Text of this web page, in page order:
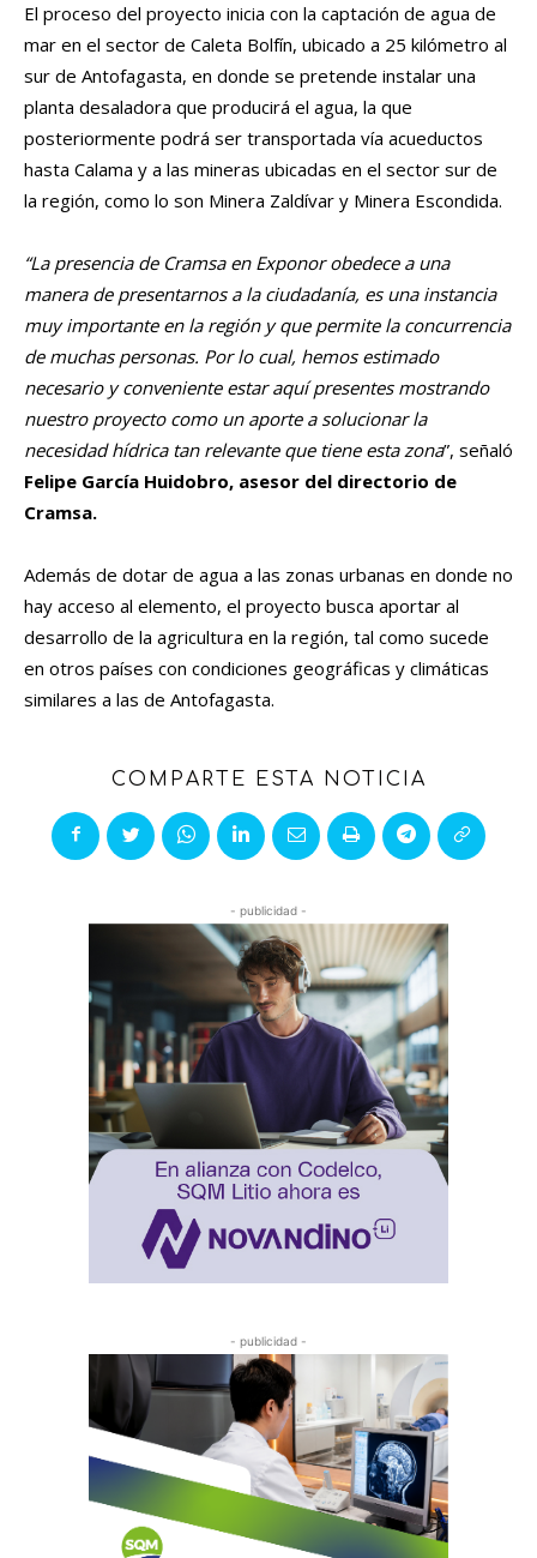
El proceso del proyecto inicia con la captación de agua de
mar en el sector de Caleta Bolfín, ubicado a 25 kilómetro al
sur de Antofagasta, en donde se pretende instalar una
planta desaladora que producirá el agua, la que
posteriormente podrá ser transportada vía acueductos
hasta Calama y a las mineras ubicadas en el sector sur de
la región, como lo son Minera Zaldívar y Minera Escondida.
“La presencia de Cramsa en Exponor obedece a una
manera de presentarnos a la ciudadanía, es una instancia
muy importante en la región y que permite la concurrencia
de muchas personas. Por lo cual, hemos estimado
necesario y conveniente estar aquí presentes mostrando
nuestro proyecto como un aporte a solucionar la
necesidad hídrica tan relevante que tiene esta zona”, señaló
Felipe García Huidobro, asesor del directorio de
Cramsa.
Además de dotar de agua a las zonas urbanas en donde no
hay acceso al elemento, el proyecto busca aportar al
desarrollo de la agricultura en la región, tal como sucede
en otros países con condiciones geográficas y climáticas
similares a las de Antofagasta.
COMPARTE ESTA NOTICIA
- publicidad -
- publicidad -